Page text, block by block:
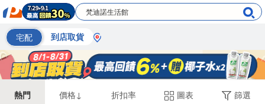
宅配 到店取貨
熱門 價格↓ 折扣率 圖表 篩選